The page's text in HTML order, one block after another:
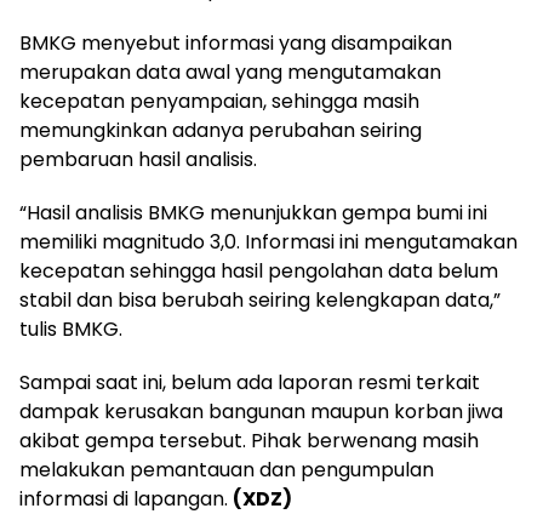
BMKG menyebut informasi yang disampaikan
merupakan data awal yang mengutamakan
kecepatan penyampaian, sehingga masih
memungkinkan adanya perubahan seiring
pembaruan hasil analisis.
“Hasil analisis BMKG menunjukkan gempa bumi ini
memiliki magnitudo 3,0. Informasi ini mengutamakan
kecepatan sehingga hasil pengolahan data belum
stabil dan bisa berubah seiring kelengkapan data,”
tulis BMKG.
Sampai saat ini, belum ada laporan resmi terkait
dampak kerusakan bangunan maupun korban jiwa
akibat gempa tersebut. Pihak berwenang masih
melakukan pemantauan dan pengumpulan
informasi di lapangan. (XDZ)